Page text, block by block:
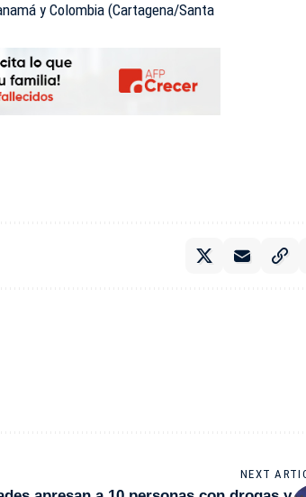
y Colombia (Cartagena/Santa
NEXT